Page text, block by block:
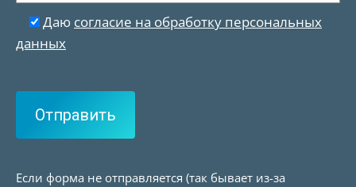
Даю согласие на обработку персональных
данных
Если форма не отправляется (так бывает из-за